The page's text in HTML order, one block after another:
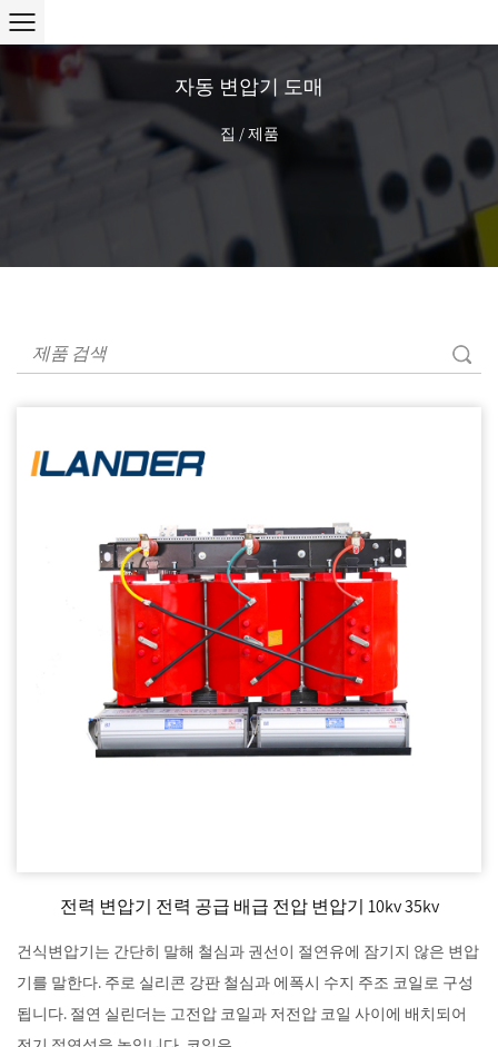
자동 변압기 도매
집 /제품
전력 변압기 전력 공급 배급 전압 변압기 10kv 35kv
건식변압기는 간단히 말해 철심과 권선이 절연유에 잠기지 않은 변압
기를 말한다. 주로 실리콘 강판 철심과 에폭시 수지 주조 코일로 구성
됩니다. 절연 실린더는 고전압 코일과 저전압 코일 사이에 배치되어